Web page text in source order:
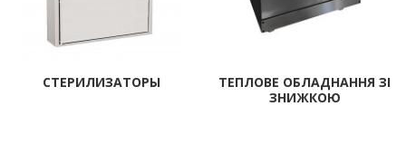
СТЕРИЛИЗАТОРЫ
ТЕПЛОВЕ ОБЛАДНАННЯ ЗІ
ЗНИЖКОЮ